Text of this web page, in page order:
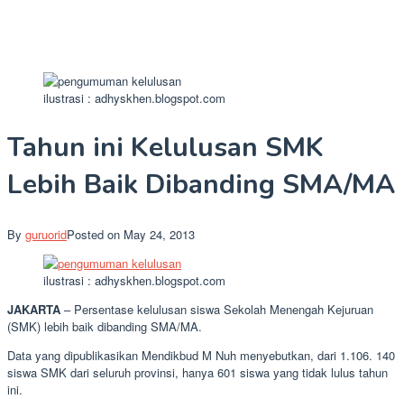
ilustrasi : adhyskhen.blogspot.com
Tahun ini Kelulusan SMK
Lebih Baik Dibanding SMA/MA
By guruoridPosted on May 24, 2013
ilustrasi : adhyskhen.blogspot.com
JAKARTA – Persentase kelulusan siswa Sekolah Menengah Kejuruan
(SMK) lebih baik dibanding SMA/MA.
Data yang dipublikasikan Mendikbud M Nuh menyebutkan, dari 1.106. 140
siswa SMK dari seluruh provinsi, hanya 601 siswa yang tidak lulus tahun
ini.